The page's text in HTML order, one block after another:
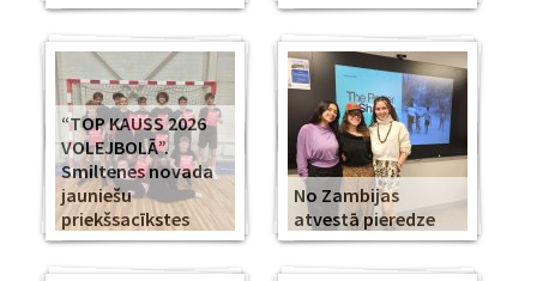
“TOP KAUSS 2026
VOLEJBOLĀ”.
Smiltenes novada
jauniešu
priekšsacīkstes
No Zambijas
atvestā pieredze